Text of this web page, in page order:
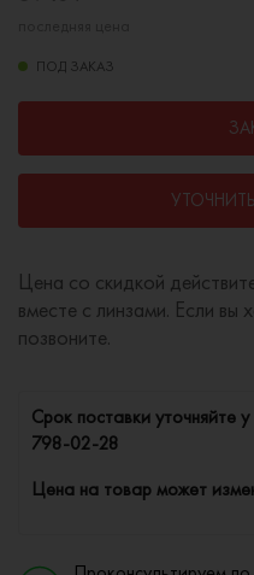
ПОД ЗАКАЗ
Цена со скидкой
вместе с линзами. Если вы
позвоните.
Cрок поставки уточняйте
798-02-28
Цена на товар может